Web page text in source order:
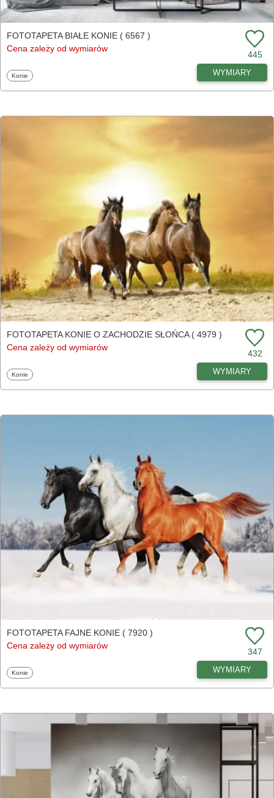
FOTOTAPETA BIAŁE KONIE ( 6567 )
Cena zależy od wymiarów
445
Fototapety
Konie WYMIARY
FOTOTAPETA KONIE O ZACHODZIE SŁOŃCA ( 4979 )
Cena zależy od wymiarów
432
Fototapety
Konie WYMIARY
FOTOTAPETA FAJNE KONIE ( 7920 )
Cena zależy od wymiarów
347
Fototapety
Konie WYMIARY